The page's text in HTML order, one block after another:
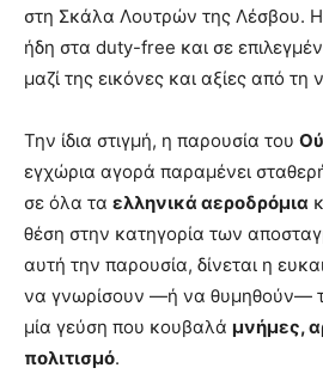
στη Σκάλα Λουτρών της Λέσβου.
ήδη στα duty-free και σε
μαζί της εικόνες και αξίες από τη
Την ίδια στιγμή, η παρουσία του
εγχώρια αγορά παραμένει
σε όλα τα ελληνικά αεροδρόμια
θέση στην κατηγορία των
αυτή την παρουσία, δίνεται η
να γνωρίσουν —ή να θυμηθούν—
μία γεύση που κουβαλά μνήμες,
πολιτισμό.